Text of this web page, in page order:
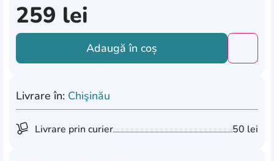
259 lei
Adaugă în coș
Livrare în: Chişinău
Livrare prin curier 50 lei